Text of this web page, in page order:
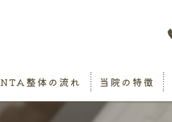
NTA整体の流れ 当院の特徴